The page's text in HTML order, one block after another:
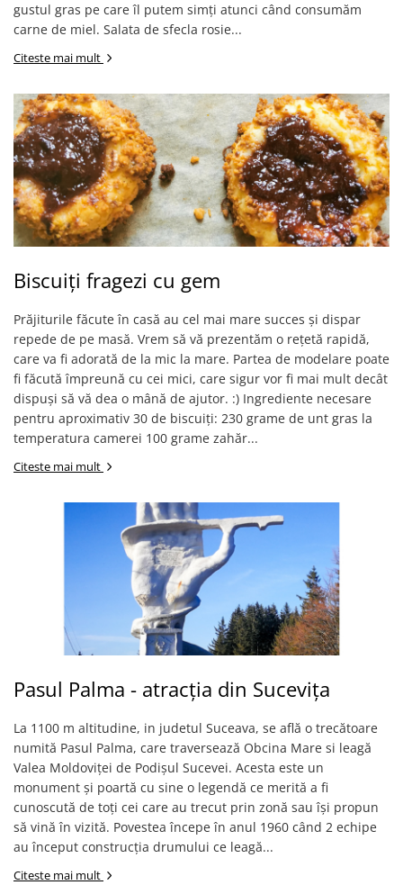
gustul gras pe care îl putem simți atunci când consumăm
carne de miel. Salata de sfecla rosie...
Citeste mai mult
Biscuiți fragezi cu gem
Prăjiturile făcute în casă au cel mai mare succes și dispar
repede de pe masă. Vrem să vă prezentăm o rețetă rapidă,
care va fi adorată de la mic la mare. Partea de modelare poate
fi făcută împreună cu cei mici, care sigur vor fi mai mult decât
dispuși să vă dea o mână de ajutor. :) Ingrediente necesare
pentru aproximativ 30 de biscuiți: 230 grame de unt gras la
temperatura camerei 100 grame zahăr...
Citeste mai mult
Pasul Palma - atracția din Sucevița
La 1100 m altitudine, in judetul Suceava, se află o trecătoare
numită Pasul Palma, care traversează Obcina Mare si leagă
Valea Moldoviței de Podișul Sucevei. Acesta este un
monument și poartă cu sine o legendă ce merită a fi
cunoscută de toți cei care au trecut prin zonă sau își propun
să vină în vizită. Povestea începe în anul 1960 când 2 echipe
au început construcția drumului ce leagă...
Citeste mai mult